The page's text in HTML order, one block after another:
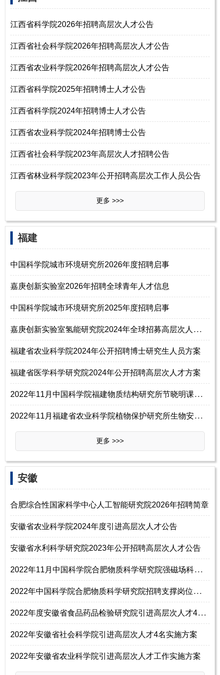
江西省科学院2026年招聘高层次人才公告
江西省社会科学院2026年招聘高层次人才公告
江西省农业科学院2026年招聘高层次人才公告
江西省科学院2025年招聘博士人才公告
江西省科学院2024年招聘博士人才公告
江西省农业科学院2024年招聘博士公告
江西省社会科学院2023年高层次人才招聘公告
江西省林业科学院2023年公开招聘高层次工作人员公告
更多 >>>
福建
中国科学院城市环境研究所2026年度招聘启事
嘉庚创新实验室2026年招聘全球青年人才信息
中国科学院城市环境研究所2025年度招聘启事
嘉
庚创新实验室氢能研究院2024年全球招募高层次人才公告（常年有效）
福建省农业科学院2024年公开招聘博士研究生人员方案
福建省医学科学研究院2024年公开招聘高层次人才方案
2
022年11月中国科学院福建物质结构研究所节晓明课题组招聘启事
2
022年11月福建省农业科学院植物保护研究所生物安全课题组招聘科研助理公告
更多 >>>
安徽
合肥综合性国家科学中心人工智能研究院2026年招聘简章
安徽省农业科学院2024年度引进高层次人才公告
安徽省水利科学研究院2023年公开招聘高层次人才公告
2
022年11月中国科学院合肥物质科学研究院强磁场科学中心综合办公室招聘工作人员1名启事
2
022年中国科学院合肥物质科学研究院招聘支撑岗位人员1名启事
2
022年度安徽省食品药品检验研究院引进高层次人才4名公告
2022年安徽省社会科学院引进高层次人才4名实施方案
2022年安徽省农业科学院引进高层次人才工作实施方案